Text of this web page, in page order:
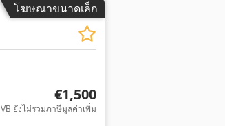
โฆษณาขนาดเล็ก
€1,500
VB ยังไม่รวมภาษีมูลค่าเพิ่ม